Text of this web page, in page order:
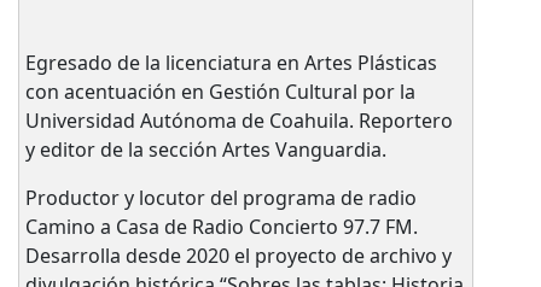
Egresado de la licenciatura en Artes Plásticas
con acentuación en Gestión Cultural por la
Universidad Autónoma de Coahuila. Reportero
y editor de la sección Artes Vanguardia.
Productor y locutor del programa de radio
Camino a Casa de Radio Concierto 97.7 FM.
Desarrolla desde 2020 el proyecto de archivo y